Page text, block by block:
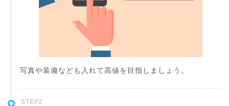
写真や装備なども入れて高値を目指しましょう。
STEP2